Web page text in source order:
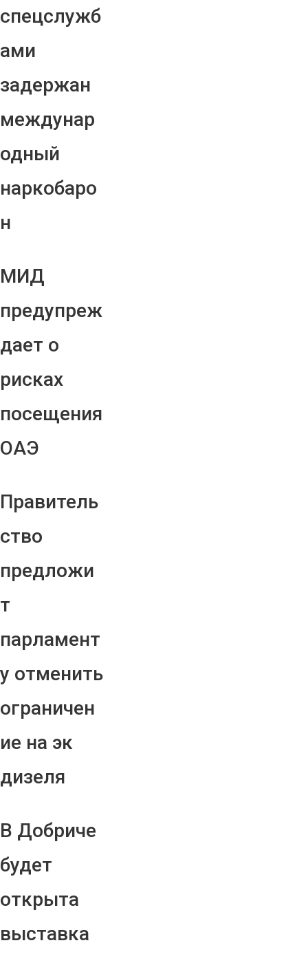
спецслужб
ами
задержан
междунар
одный
наркобаро
н
МИД
предупреж
дает о
рисках
посещения
ОАЭ
Правитель
ство
предложи
т
парламент
у отменить
ограничен
ие на эк
дизеля
В Добриче
будет
открыта
выставка